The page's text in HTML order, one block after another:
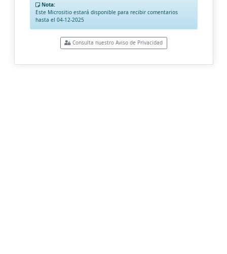
Nota:
Este Micrositio estará disponible para recibir comentarios
hasta el 04-12-2025
Consulta nuestro Aviso de Privacidad